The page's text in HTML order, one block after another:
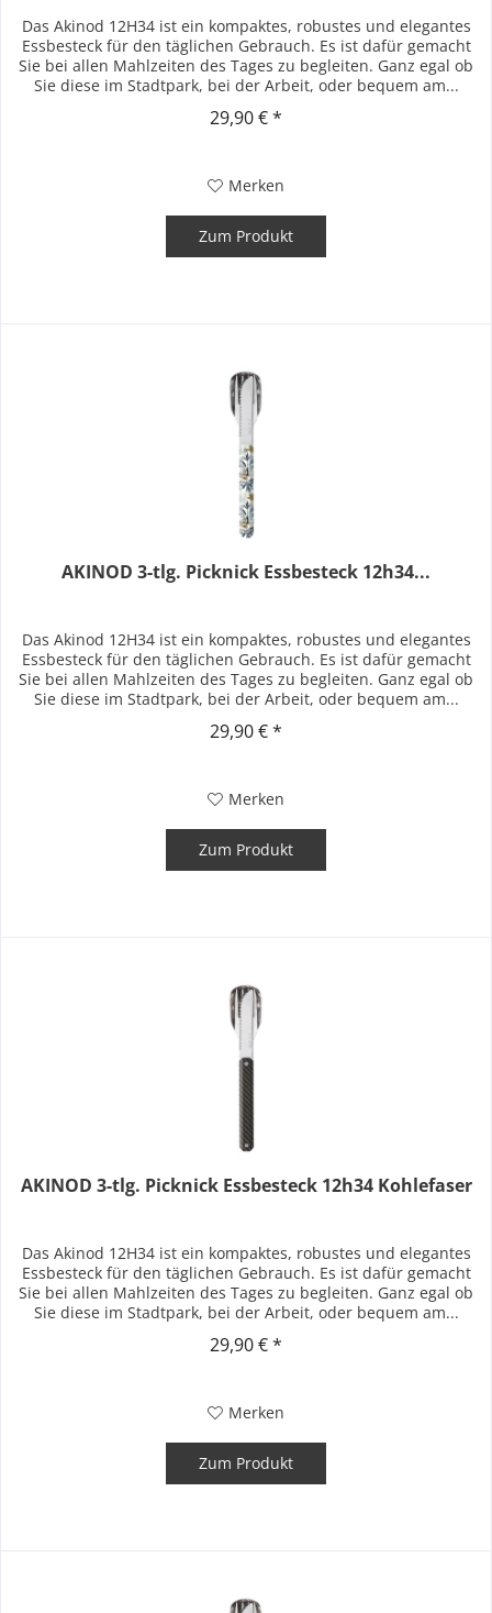
Das Akinod 12H34 ist ein kompaktes, robustes und elegantes
Essbesteck für den täglichen Gebrauch. Es ist dafür gemacht
Sie bei allen Mahlzeiten des Tages zu begleiten. Ganz egal ob
Sie diese im Stadtpark, bei der Arbeit, oder bequem am...
29,90 € *
Merken
Zum Produkt
AKINOD 3-tlg. Picknick Essbesteck 12h34...
Das Akinod 12H34 ist ein kompaktes, robustes und elegantes
Essbesteck für den täglichen Gebrauch. Es ist dafür gemacht
Sie bei allen Mahlzeiten des Tages zu begleiten. Ganz egal ob
Sie diese im Stadtpark, bei der Arbeit, oder bequem am...
29,90 € *
Merken
Zum Produkt
AKINOD 3-tlg. Picknick Essbesteck 12h34 Kohlefaser
Das Akinod 12H34 ist ein kompaktes, robustes und elegantes
Essbesteck für den täglichen Gebrauch. Es ist dafür gemacht
Sie bei allen Mahlzeiten des Tages zu begleiten. Ganz egal ob
Sie diese im Stadtpark, bei der Arbeit, oder bequem am...
29,90 € *
Merken
Zum Produkt